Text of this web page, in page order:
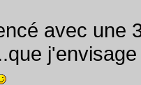
avec une